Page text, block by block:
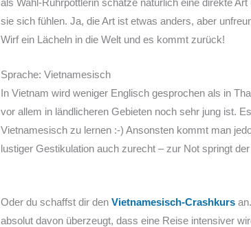
sie sich fühlen. Ja, die Art ist etwas anders, aber
Wirf ein Lächeln in die Welt und es kommt zurück!
Sprache: Vietnamesisch
In Vietnam wird weniger Englisch gesprochen als in
vor allem in ländlicheren Gebieten noch sehr jung ist.
Vietnamesisch zu lernen :-) Ansonsten kommt man
lustiger Gestikulation auch zurecht – zur Not springt
Oder du schaffst dir denVietnamesisch-Crashkurs
absolut davon überzeugt, dass eine Reise intensiver